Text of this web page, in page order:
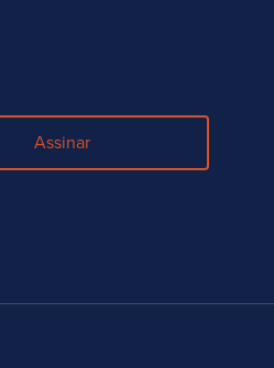
Assinar